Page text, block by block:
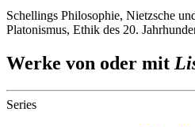
Schellings Philosophie, Nietzsche
Platonismus, Ethik des 20.
Werke von oder mit
Series